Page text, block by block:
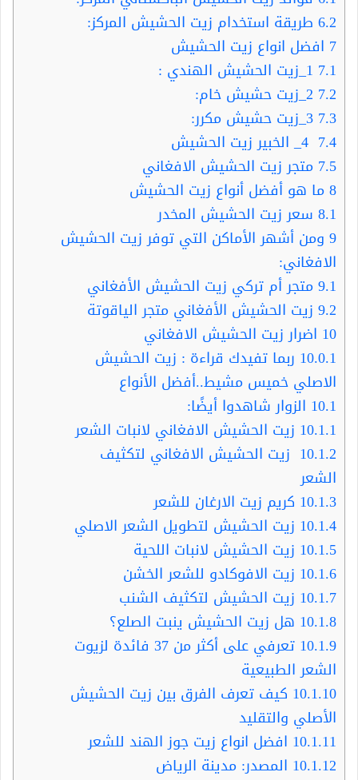
6.2 طريقة استخدام زيت الحشيش المركز:
7 افضل انواع زيت الحشيش
7.1
7.2
7.3
7.4
7.5 متجر زيت الحشيش الافغاني
8ما هو أفضل أنواع زيت الحشيش
8.1 سعر زيت الحشيش المخدر
9 ومن أشهر الأماكن التي توفر زيت الحشيش
الافغاني:
9.1متجر أم تركي زيت الحشيش الأفغاني
9.2 زيت الحشيش الأفغاني متجر الياقوتة
10 اضرار زيت الحشيش الافغاني
10.0.1 ربما تفيدك قراءة : زيت الحشيش
الاصلي خميس مشيط..أفضل الأنواع
10.1 الزوار شاهدوا أيضًا:
10.1.1 زيت الحشيش الافغاني لانبات الشعر
10.1.2 زيت الحشيش الافغاني لتكثيف
الشعر
10.1.3 كريم زيت الارغان للشعر
10.1.4 زيت الحشيش لتطويل الشعر الاصلي
10.1.5 زيت الحشيش لانبات اللحية
10.1.6 زيت الافوكادو للشعر الخشن
10.1.7 زيت الحشيش لتكثيف الشنب
10.1.8 هل زيت الحشيش ينبت الصلع؟
10.1.9
تعرفي على أكثر من 37 فائدة لزيوت
الشعر الطبيعية
10.1.10 كيف تعرف الفرق بين زيت الحشيش
الأصلي والتقليد
10.1.11 افضل انواع زيت جوز الهند للشعر
10.1.12 المصدر: مدينة الرياض